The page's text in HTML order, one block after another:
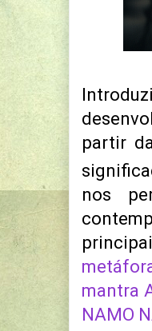
partir
nos
mantra
NAMO